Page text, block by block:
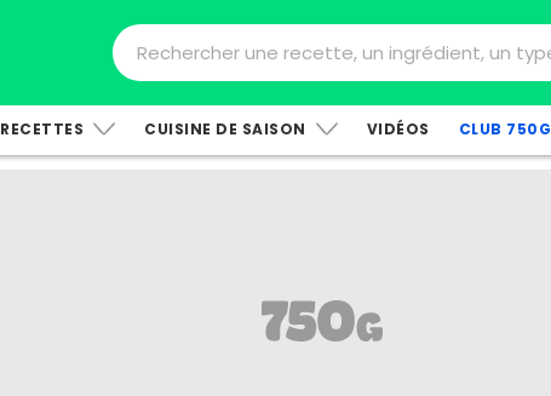
RECETTES CUISINE DE SAISON VIDÉOS CLUB 750G